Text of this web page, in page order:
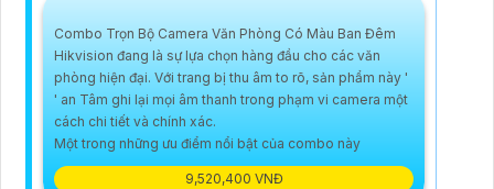
Combo Trọn Bộ Camera Văn Phòng Có Màu Ban Đêm
Hikvision đang là sự lựa chọn hàng đầu cho các văn
phòng hiện đại. Với trang bị thu âm to rõ, sản phẩm này '
' an Tâm ghi lại mọi âm thanh trong phạm vi camera một
cách chi tiết và chính xác.
Một trong những ưu điểm nổi bật của combo này
9,520,400 VNĐ